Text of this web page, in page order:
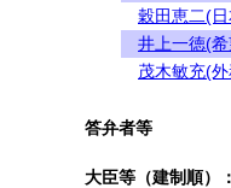
穀田恵二(
井上一徳(
茂木敏充(
答弁者等
大臣等（建制順）：